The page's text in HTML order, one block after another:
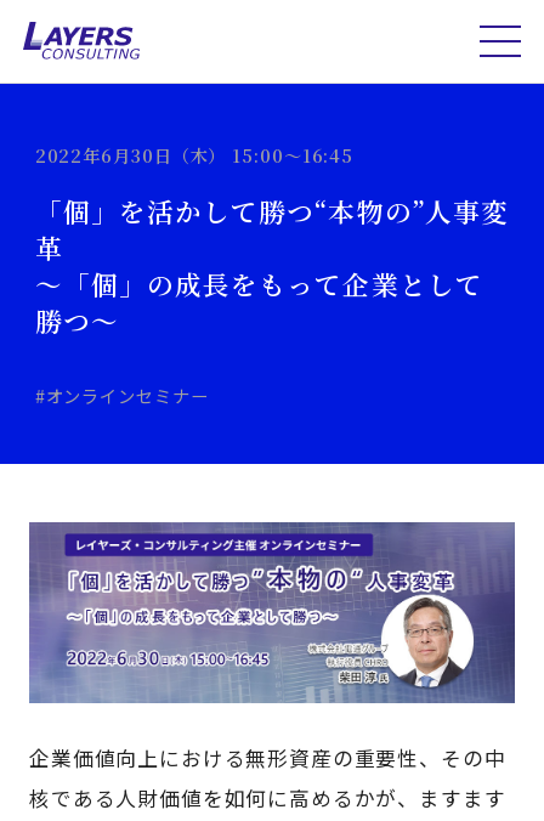
2022年6月30日（木） 15:00～16:45
「個」を活かして勝つ“本物の”人事変
革
～「個」の成長をもって企業として
勝つ～
#オンラインセミナー
企業価値向上における無形資産の重要性、その中
核である人財価値を如何に高めるかが、ますます